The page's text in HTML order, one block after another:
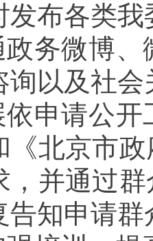
发布各类
务微博
询以及社会
依申请公
《北京市
，并通过
告知申请